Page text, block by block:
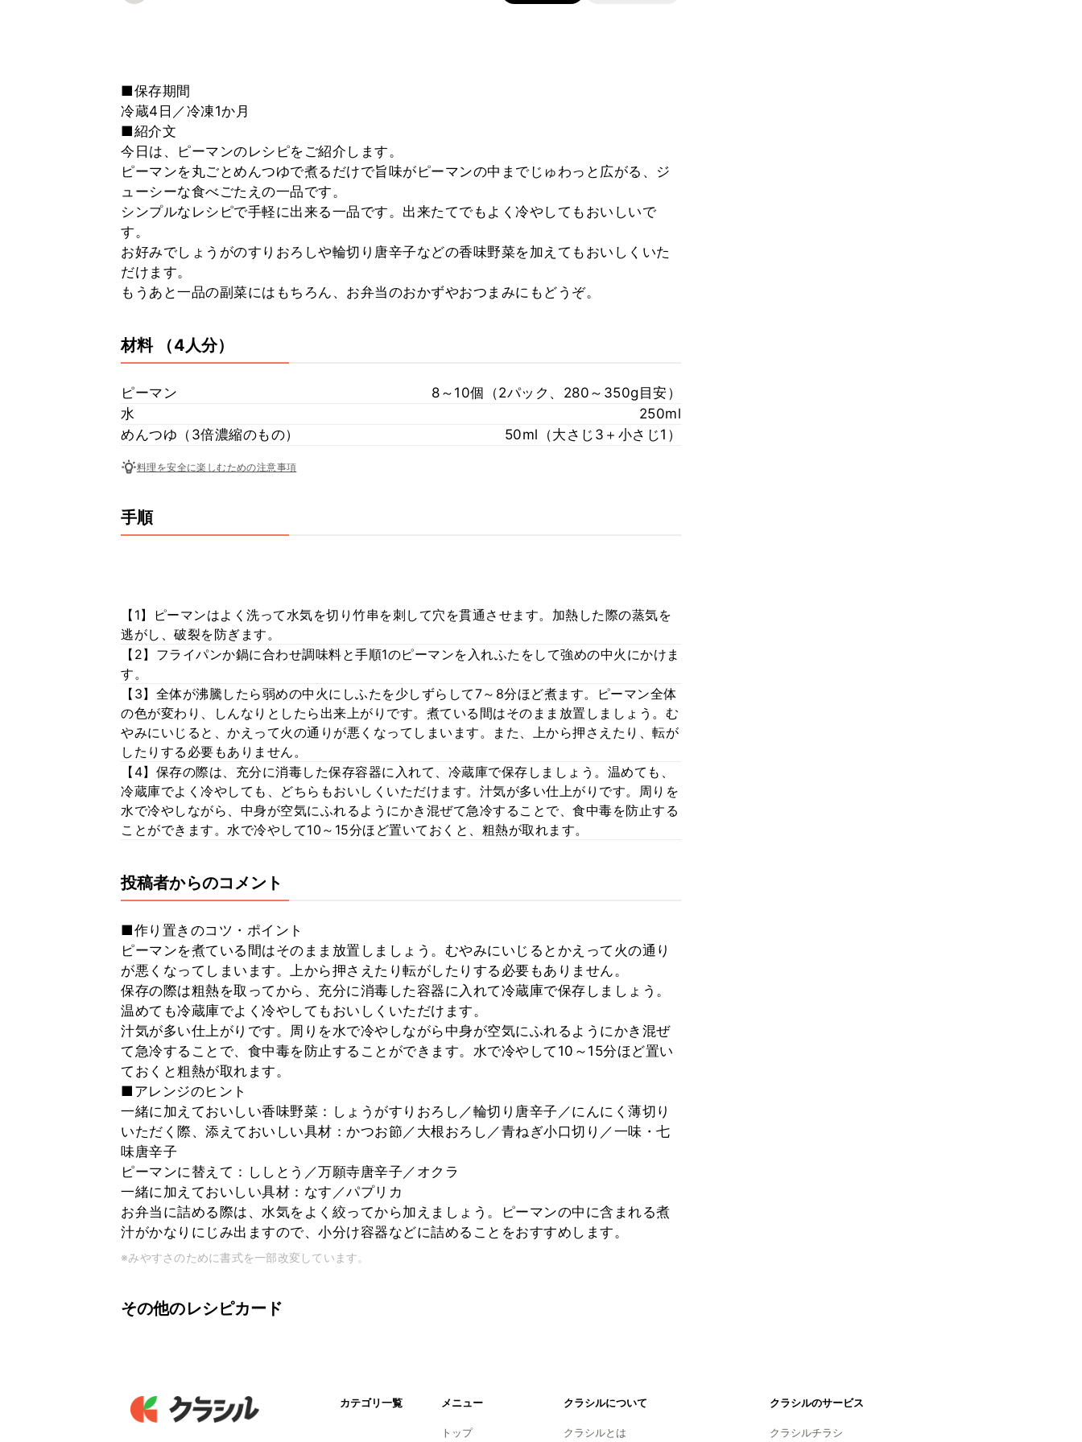
■保存期間
冷蔵4日／冷凍1か月
■紹介文
今日は、ピーマンのレシピをご紹介します。
ピーマンを丸ごとめんつゆで煮るだけで旨味がピーマンの中までじゅわっと広がる、ジ
ューシーな食べごたえの一品です。
シンプルなレシピで手軽に出来る一品です。出来たてでもよく冷やしてもおいしいで
す。
お好みでしょうがのすりおろしや輪切り唐辛子などの香味野菜を加えてもおいしくいた
だけます。
もうあと一品の副菜にはもちろん、お弁当のおかずやおつまみにもどうぞ。
材料 （4人分）
ピーマン
8～10個（2パック、280～350g目安）
水
250ml
めんつゆ（3倍濃縮のもの）
50ml（大さじ3＋小さじ1）
料理を安全に楽しむための注意事項
手順
【1】ピーマンはよく洗って水気を切り竹串を刺して穴を貫通させます。加熱した際の蒸気を
逃がし、破裂を防ぎます。
【2】フライパンか鍋に合わせ調味料と手順1のピーマンを入れふたをして強めの中火にかけま
す。
【3】全体が沸騰したら弱めの中火にしふたを少しずらして7～8分ほど煮ます。ピーマン全体
の色が変わり、しんなりとしたら出来上がりです。煮ている間はそのまま放置しましょう。む
やみにいじると、かえって火の通りが悪くなってしまいます。また、上から押さえたり、転が
したりする必要もありません。
【4】保存の際は、充分に消毒した保存容器に入れて、冷蔵庫で保存しましょう。温めても、
冷蔵庫でよく冷やしても、どちらもおいしくいただけます。汁気が多い仕上がりです。周りを
水で冷やしながら、中身が空気にふれるようにかき混ぜて急冷することで、食中毒を防止する
ことができます。水で冷やして10～15分ほど置いておくと、粗熱が取れます。
投稿者からのコメント
■作り置きのコツ・ポイント
ピーマンを煮ている間はそのまま放置しましょう。むやみにいじるとかえって火の通り
が悪くなってしまいます。上から押さえたり転がしたりする必要もありません。
保存の際は粗熱を取ってから、充分に消毒した容器に入れて冷蔵庫で保存しましょう。
温めても冷蔵庫でよく冷やしてもおいしくいただけます。
汁気が多い仕上がりです。周りを水で冷やしながら中身が空気にふれるようにかき混ぜ
て急冷することで、食中毒を防止することができます。水で冷やして10～15分ほど置い
ておくと粗熱が取れます。
■アレンジのヒント
一緒に加えておいしい香味野菜：しょうがすりおろし／輪切り唐辛子／にんにく薄切り
いただく際、添えておいしい具材：かつお節／大根おろし／青ねぎ小口切り／一味・七
味唐辛子
ピーマンに替えて：ししとう／万願寺唐辛子／オクラ
一緒に加えておいしい具材：なす／パプリカ
お弁当に詰める際は、水気をよく絞ってから加えましょう。ピーマンの中に含まれる煮
汁がかなりにじみ出ますので、小分け容器などに詰めることをおすすめします。
※みやすさのために書式を一部改変しています。
その他のレシピカード
カテゴリ一覧 メニュー
トップ
クラシルについて
クラシルとは
クラシルのサービス
クラシルチラシ